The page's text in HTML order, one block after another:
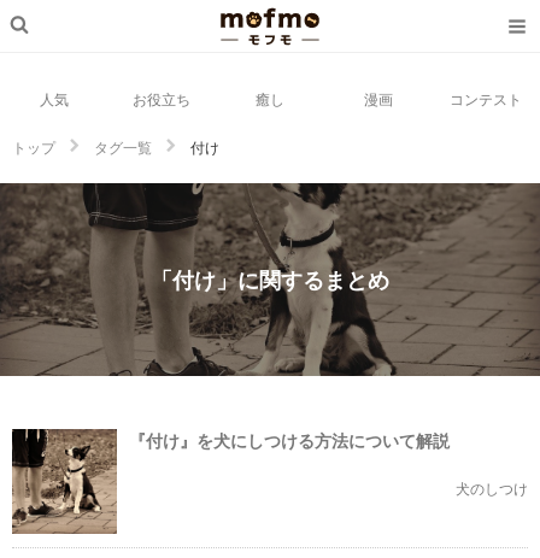
人気 お役立ち 癒し 漫画 コンテスト
トップ タグ一覧 付け
「付け」に関するまとめ
『付け』を犬にしつける方法について解説
犬のしつけ